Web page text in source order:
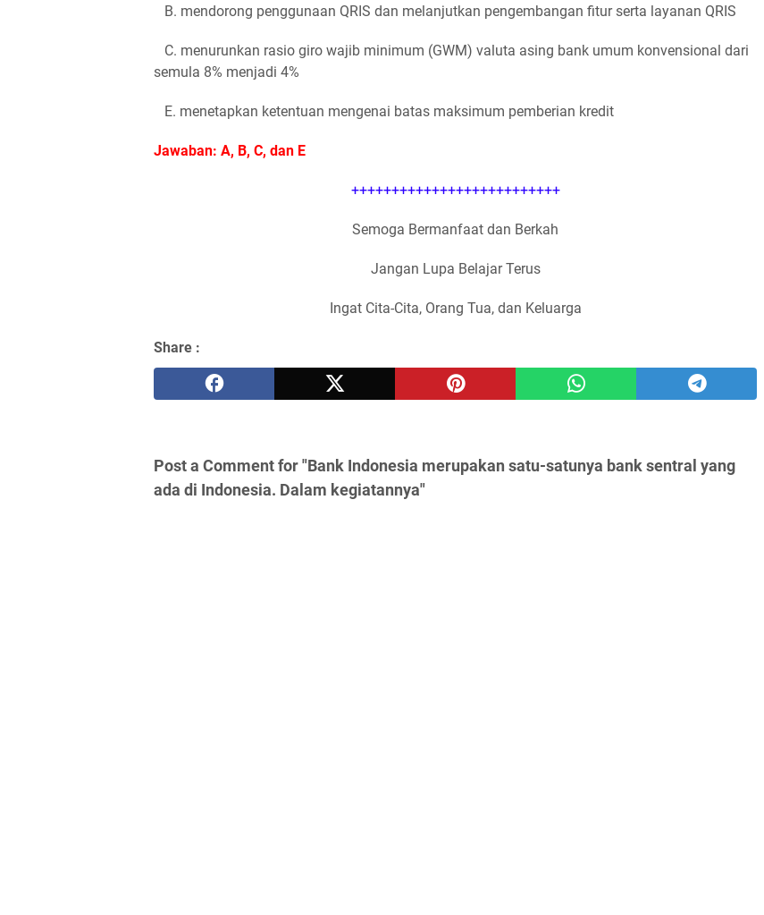
B. mendorong penggunaan QRIS dan melanjutkan pengembangan fitur serta layanan QRIS
С. menurunkan rasio giro wajib minimum (GWM) valuta asing bank umum konvensional dari
semula 8% menjadi 4%
E. menetapkan ketentuan mengenai batas maksimum pemberian kredit
Jawaban: A, B, C, dan E
++++++++++++++++++++++++++
Semoga Bermanfaat dan Berkah
Jangan Lupa Belajar Terus
Ingat Cita-Cita, Orang Tua, dan Keluarga
Share :
Post a Comment for "Bank Indonesia merupakan satu-satunya bank sentral yang
ada di Indonesia. Dalam kegiatannya"